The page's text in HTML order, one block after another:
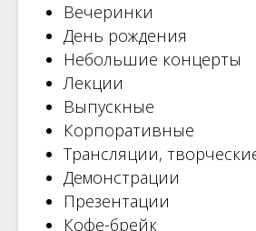
Вечеринки
День рождения
Небольшие концерты
Лекции
Выпускные
Корпоративные
Трансляции,
Демонстрации
Презентации
Кофе-брейк